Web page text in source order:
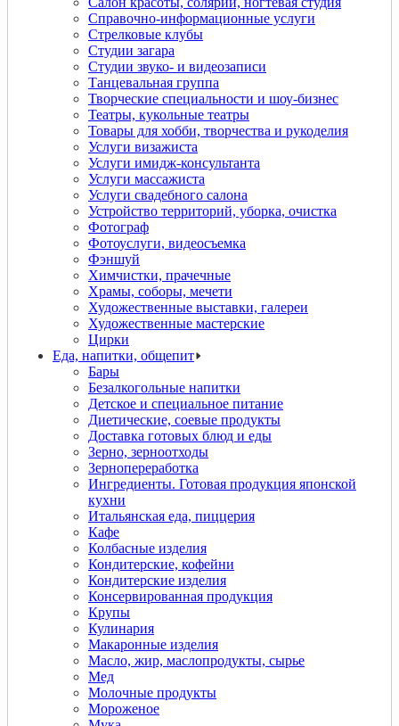
Справочно-информационные услуги
Стрелковые клубы
Студии загара
Студии звуко- и видеозаписи
Танцевальная группа
Творческие специальности и шоу-бизнес
Театры, кукольные театры
Товары для хобби, творчества и рукоделия
Услуги визажиста
Услуги имидж-консультанта
Услуги массажиста
Услуги свадебного салона
Устройство территорий, уборка, очистка
Фотограф
Фотоуслуги, видеосъемка
Фэншуй
Химчистки, прачечные
Храмы, соборы, мечети
Художественные выставки, галереи
Художественные мастерские
Цирки
Еда, напитки, общепит
Бары
Безалкогольные напитки
Детское и специальное питание
Диетические, соевые продукты
Доставка готовых блюд и еды
Зерно, зерноотходы
Зернопереработка
Ингредиенты. Готовая продукция японской
кухни
Итальянская еда, пиццерия
Кафе
Колбасные изделия
Кондитерские, кофейни
Кондитерские изделия
Консервированная продукция
Крупы
Кулинария
Макаронные изделия
Масло, жир, маслопродукты, сырье
Мед
Молочные продукты
Мороженое